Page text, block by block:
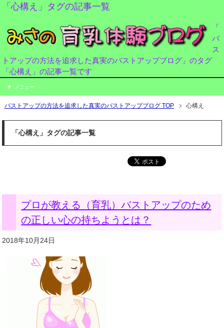
「心構え」タグの記事一覧
「
バ
ス
トアップの方法を追求した真実のバストアップブログ」のタグ
「心構え」の記事一覧です
メニュー
バストアップの方法を追求した真実のバストアップブログ TOP 心構え
「心構え」タグの記事一覧
プロが教える（育乳）バストアップのため
の正しい心の持ちようとは？
2018年10月24日